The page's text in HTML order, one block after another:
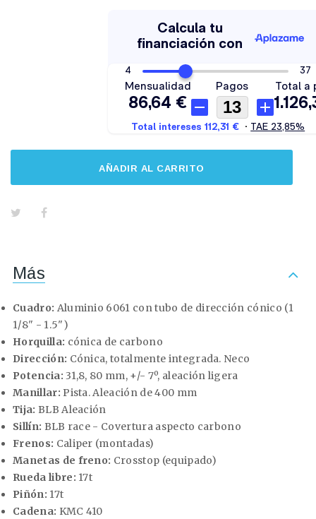
AÑADIR AL CARRITO
Más
Cuadro: Aluminio 6061 con tubo de dirección cónico (1
1/8" - 1.5")
Horquilla: cónica de carbono
Dirección: Cónica, totalmente integrada. Neco
Potencia: 31,8, 80 mm, +/- 7º, aleación ligera
Manillar: Pista. Aleación de 400 mm
Tija: BLB Aleación
Sillín: BLB race - Covertura aspecto carbono
Frenos: Caliper (montadas)
Manetas de freno: Crosstop (equipado)
Rueda libre: 17t
Piñón: 17t
Cadena: KMC 410